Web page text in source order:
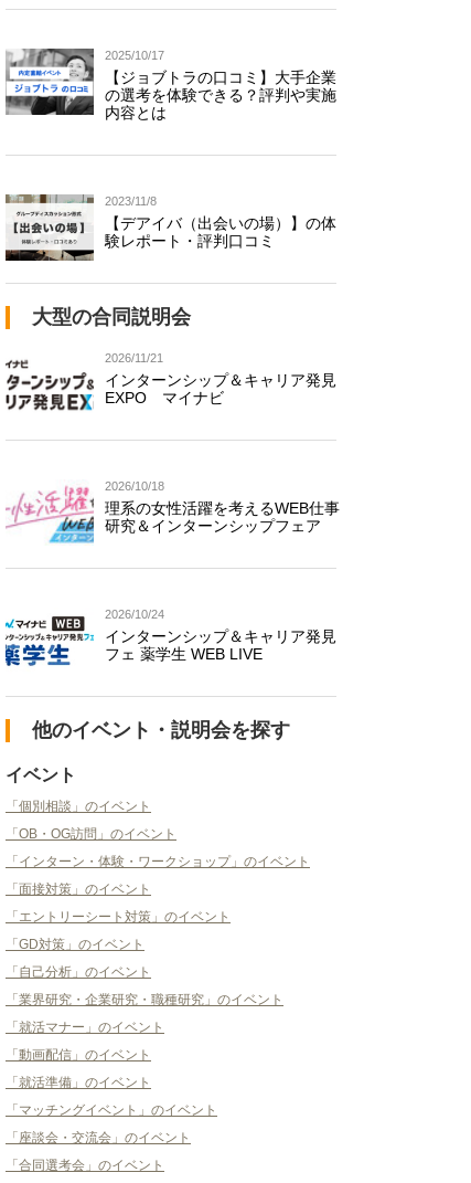
2025/10/17
【ジョブトラの口コミ】大手企業
の選考を体験できる？評判や実施
内容とは
2023/11/8
【デアイバ（出会いの場）】の体
験レポート・評判口コミ
大型の合同説明会
2026/11/21
インターンシップ＆キャリア発見
EXPO マイナビ
2026/10/18
理系の女性活躍を考えるWEB仕事
研究＆インターンシップフェア
2026/10/24
インターンシップ＆キャリア発見
フェ 薬学生 WEB LIVE
他のイベント・説明会を探す
イベント
「個別相談」のイベント
「OB・OG訪問」のイベント
「インターン・体験・ワークショップ」のイベント
「面接対策」のイベント
「エントリーシート対策」のイベント
「GD対策」のイベント
「自己分析」のイベント
「業界研究・企業研究・職種研究」のイベント
「就活マナー」のイベント
「動画配信」のイベント
「就活準備」のイベント
「マッチングイベント」のイベント
「座談会・交流会」のイベント
「合同選考会」のイベント